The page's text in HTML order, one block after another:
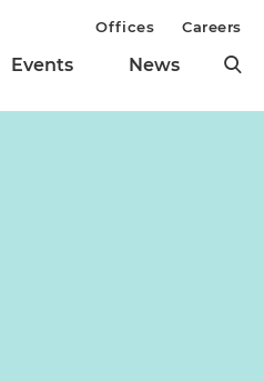
Events News
Offices Careers